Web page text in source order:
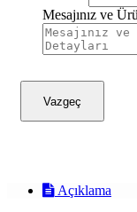
Mesajınız ve
Vazgeç
Açıklama